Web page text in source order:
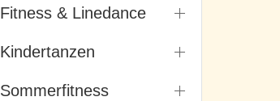
Fitness & Linedance
Kindertanzen
Sommerfitness